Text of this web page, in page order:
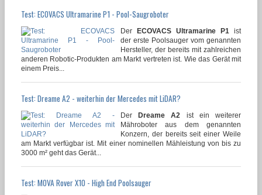
Test: ECOVACS Ultramarine P1 - Pool-Saugroboter
Der ECOVACS Ultramarine P1 ist
der erste Poolsauger vom genannten
Hersteller, der bereits mit zahlreichen
anderen Robotic-Produkten am Markt vertreten ist. Wie das Gerät mit
einem Preis...
Test: Dreame A2 - weiterhin der Mercedes mit LiDAR?
Der Dreame A2 ist ein weiterer
Mähroboter aus dem genannten
Konzern, der bereits seit einer Weile
am Markt verfügbar ist. Mit einer nominellen Mähleistung von bis zu
3000 m² geht das Gerät...
Test: MOVA Rover X10 - High End Poolsauger